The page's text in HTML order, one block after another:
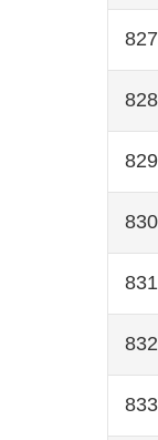
827
828
829
830
831
832
833